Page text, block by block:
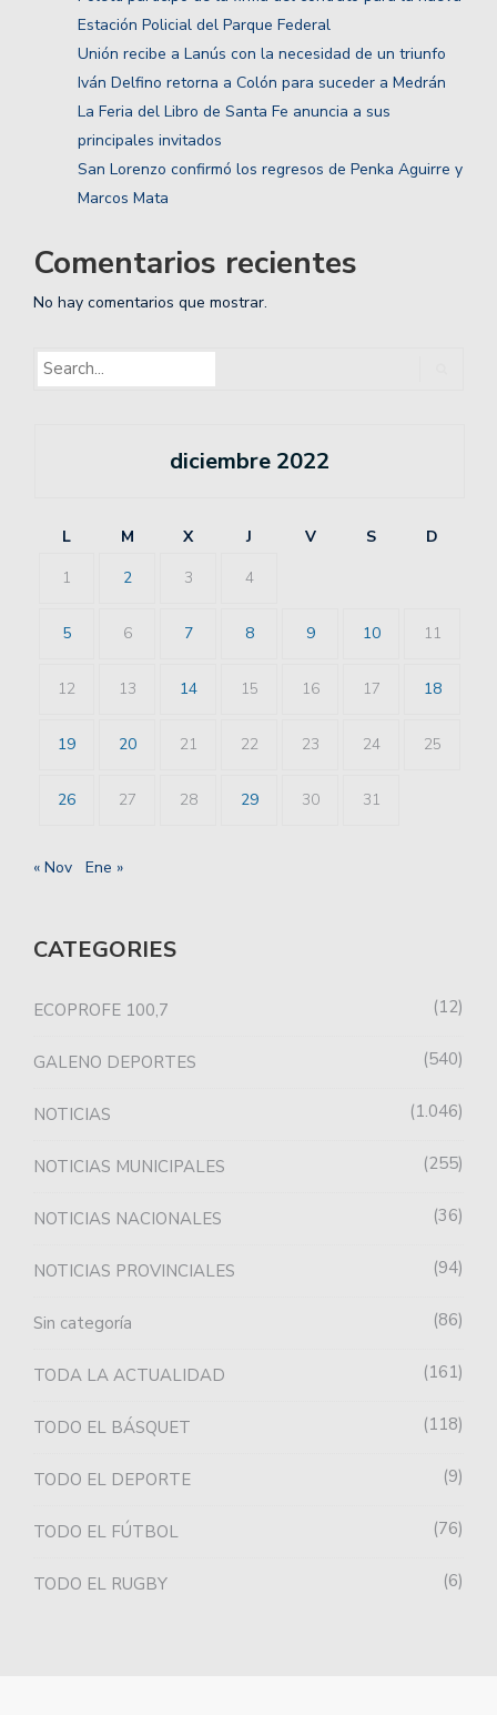
Estación Policial del Parque Federal
Unión recibe a Lanús con la necesidad de un triunfo
Iván Delfino retorna a Colón para suceder a Medrán
La Feria del Libro de Santa Fe anuncia a sus
principales invitados
San Lorenzo confirmó los regresos de Penka Aguirre y
Marcos Mata
Comentarios recientes
No hay comentarios que mostrar.
diciembre 2022
L M X J V S
D
1
2 3 4
5 6 7 8 9 10 11
12 13 14 15 16 17 18
19 20 21 22 23 24 25
26 27 28 29 30 31
« Nov Ene »
CATEGORIES
ECOPROFE 100,7 12
GALENO DEPORTES 540
NOTICIAS 1.046
NOTICIAS MUNICIPALES 255
NOTICIAS NACIONALES 36
NOTICIAS PROVINCIALES 94
Sin categoría 86
TODA LA ACTUALIDAD 161
TODO EL BÁSQUET 118
TODO EL DEPORTE 9
TODO EL FÚTBOL 76
TODO EL RUGBY 6